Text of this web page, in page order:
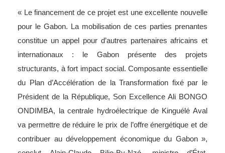
« Le financement de ce projet est une excellente nouvelle
pour le Gabon. La mobilisation de ces parties prenantes
constitue un appel pour d’autres partenaires africains et
internationaux : le Gabon présente des projets
structurants, à fort impact social. Composante essentielle
du Plan d’Accélération de la Transformation fixé par le
Président de la République, Son Excellence Ali BONGO
ONDIMBA, la centrale hydroélectrique de Kinguélé Aval
va permettre de réduire le prix de l’offre énergétique et de
contribuer au développement économique du Gabon »,